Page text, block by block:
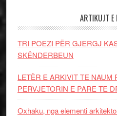
ARTIKUJT E
TRI POEZI PËR GJERGJ
SKËNDERBEUN
LETËR E ARKIVIT TE NAUM
PERVJETORIN E PARE TE
Oxhaku, nga elementi